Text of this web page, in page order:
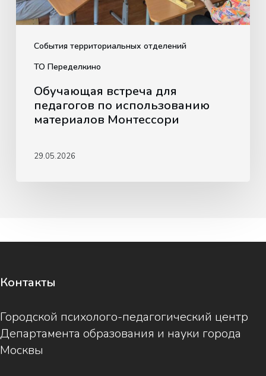
События территориальных отделений
ТО Переделкино
Обучающая встреча для
педагогов по использованию
материалов Монтессори
29.05.2026
Контакты
Городской психолого-педагогический центр
Департамента образования и науки города
Москвы